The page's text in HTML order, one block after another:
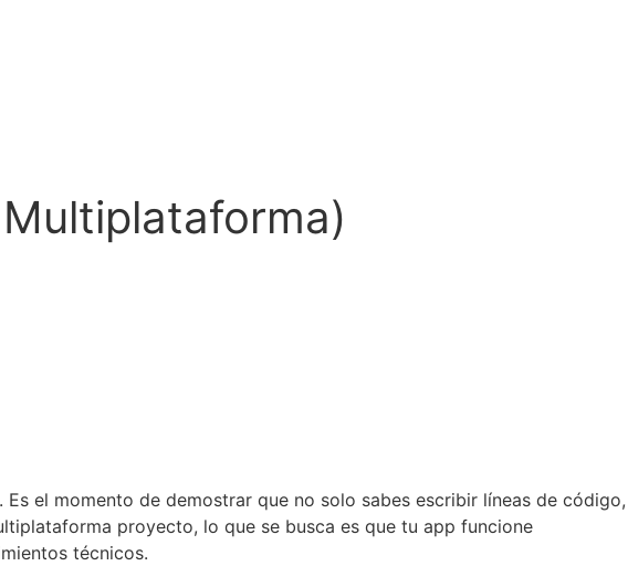
el momento de demostrar que no solo sabes escribir líneas de código,
proyecto, lo que se busca es que tu app funcione
técnicos.